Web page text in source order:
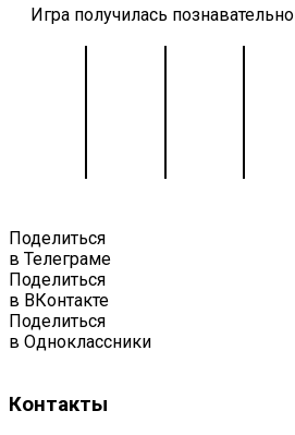
Игра получилась
Поделиться
в Телеграме
Поделиться
в ВКонтакте
Поделиться
в Одноклассники
Контакты